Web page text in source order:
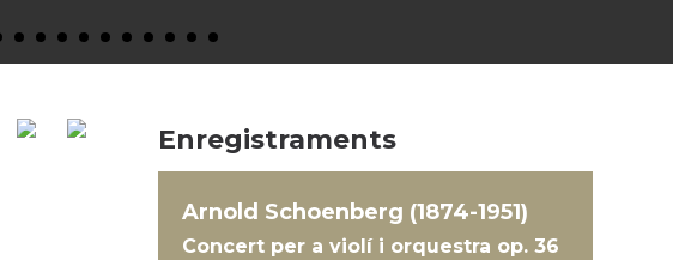
Enregistraments
Arnold Schoenberg (1874-1951)
Concert per a violí i orquestra op. 36